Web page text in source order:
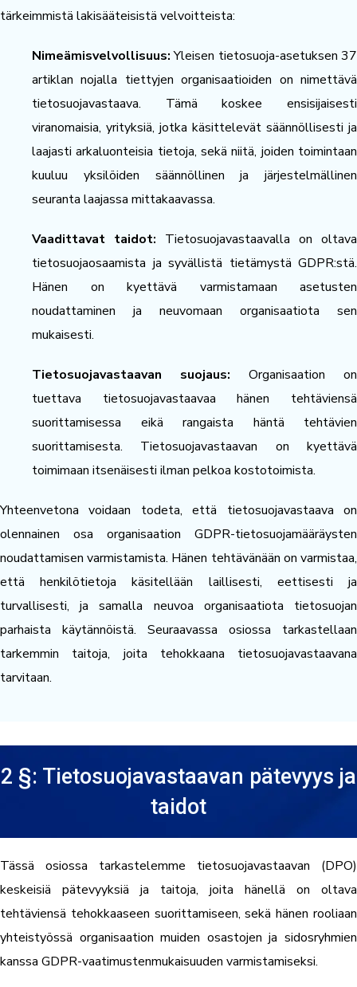
tärkeimmistä lakisääteisistä velvoitteista:
Nimeämisvelvollisuus:Yleisen tietosuoja-asetuksen 37
artiklan nojalla tiettyjen organisaatioiden on nimettävä
tietosuojavastaava. Tämä koskee ensisijaisesti
viranomaisia, yrityksiä, jotka käsittelevät säännöllisesti ja
laajasti arkaluonteisia tietoja, sekä niitä, joiden toimintaan
kuuluu yksilöiden säännöllinen ja järjestelmällinen
seuranta laajassa mittakaavassa.
Vaadittavat taidot: Tietosuojavastaavalla on oltava
tietosuojaosaamista ja syvällistä tietämystä GDPR:stä.
Hänen on kyettävä varmistamaan asetusten
noudattaminen ja neuvomaan organisaatiota sen
mukaisesti.
Tietosuojavastaavan suojaus: Organisaation on
tuettava tietosuojavastaavaa hänen tehtäviensä
suorittamisessa eikä rangaista häntä tehtävien
suorittamisesta. Tietosuojavastaavan on kyettävä
toimimaan itsenäisesti ilman pelkoa kostotoimista.
Yhteenvetona voidaan todeta, että tietosuojavastaava on
olennainen osa organisaation GDPR-tietosuojamääräysten
noudattamisen varmistamista. Hänen tehtävänään on varmistaa,
että henkilötietoja käsitellään laillisesti, eettisesti ja
turvallisesti, ja samalla neuvoa organisaatiota tietosuojan
parhaista käytännöistä. Seuraavassa osiossa tarkastellaan
tarkemmin taitoja, joita tehokkaana tietosuojavastaavana
tarvitaan.
2 §: Tietosuojavastaavan pätevyys ja
taidot
Tässä osiossa tarkastelemme tietosuojavastaavan (DPO)
keskeisiä pätevyyksiä ja taitoja, joita hänellä on oltava
tehtäviensä tehokkaaseen suorittamiseen, sekä hänen rooliaan
yhteistyössä organisaation muiden osastojen ja sidosryhmien
kanssa GDPR-vaatimustenmukaisuuden varmistamiseksi.